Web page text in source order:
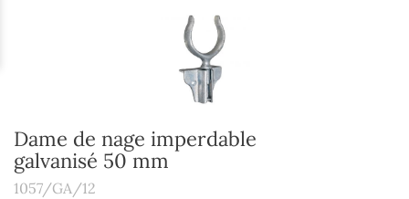
Dame de nage imperdable
galvanisé 50 mm
1057/GA/12